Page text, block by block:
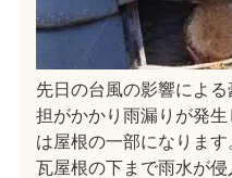
先日の台風の影響によ
担がかかり雨漏りが発
は屋根の一部になります
瓦屋根の下まで雨水が侵